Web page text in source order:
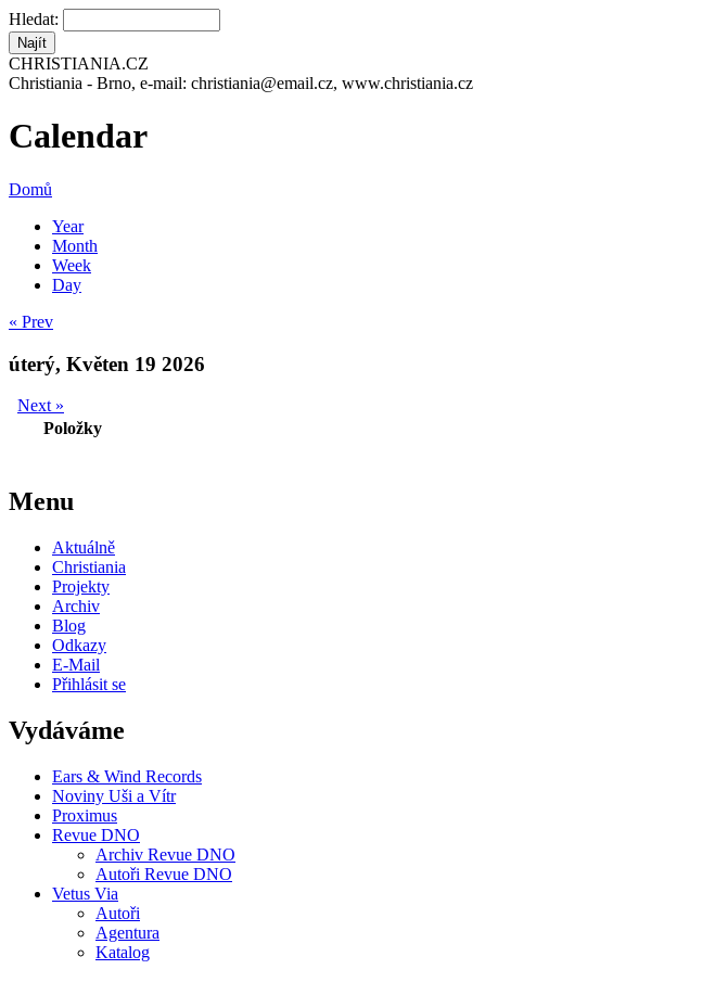
Hledat:
CHRISTIANIA.CZ
Christiania - Brno, e-mail: christiania@email.cz, www.christiania.cz
Calendar
Domů
Year
Month
Week
Day
« Prev
úterý, Květen 19 2026
Next »
Položky
Menu
Aktuálně
Christiania
Projekty
Archiv
Blog
Odkazy
E-Mail
Přihlásit se
Vydáváme
Ears & Wind Records
Noviny Uši a Vítr
Proximus
Revue DNO
Archiv Revue DNO
Autoři Revue DNO
Vetus Via
Autoři
Agentura
Katalog